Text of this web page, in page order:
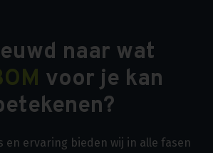
naar wat
voor je kan
en ervaring bieden wij in alle fasen